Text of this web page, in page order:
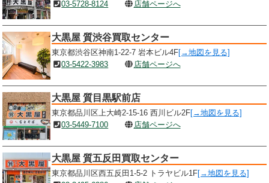
03-5728-8124
店舗ページへ
大黒屋 質渋谷買取センター
東京都渋谷区神南1-22-7 岩本ビル4F[→地図を見る]
03-5422-3983
店舗ページへ
大黒屋 質目黒駅前店
東京都品川区上大崎2-15-16 西川ビル2F[→地図を見る]
03-5449-7100
店舗ページへ
大黒屋 質五反田買取センター
東京都品川区西五反田1-5-2 トラヤビル1F[→地図を見る]